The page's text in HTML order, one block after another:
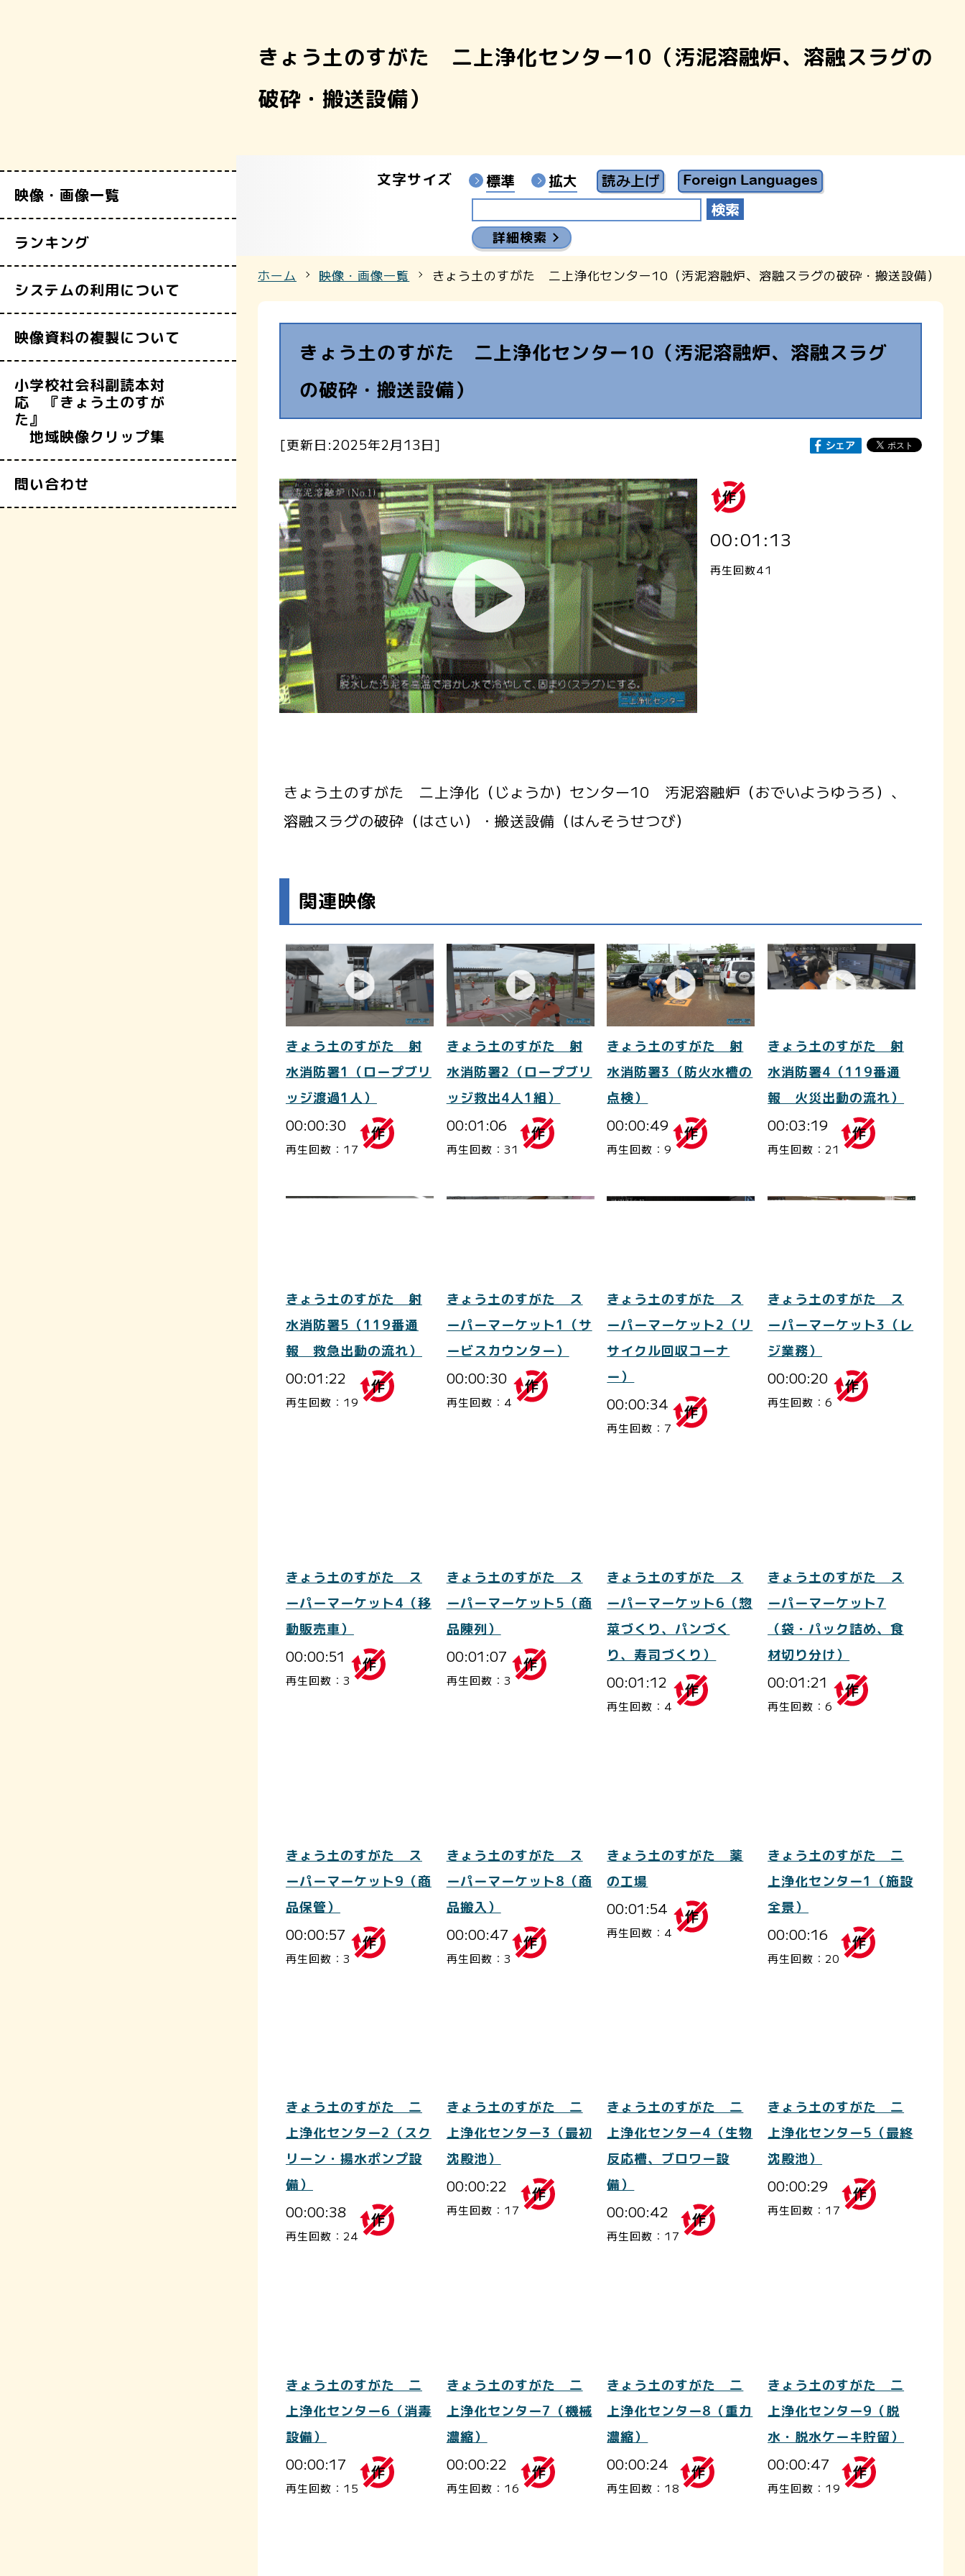
映像・画像一覧
富山県映像センターYouTubeチャンネル
ランキング
システムの利用について
映像資料の複製について
小学校社会科副読本対
応 『きょう土のすが
た』
地域映像クリップ集
問い合わせ
きょう土のすがた 二上浄化センター10（汚泥溶融炉、溶融スラグの
破砕・搬送設備）
文字サイズ 標準 拡大
詳細検索
ホーム 映像・画像一覧 きょう土のすがた 二上浄化センター10（汚泥溶融炉、溶融スラグの破砕・搬送設備）
きょう土のすがた 二上浄化センター10（汚泥溶融炉、溶融スラグ
の破砕・搬送設備）
[更新日:2025年2月13日]
00:01:13
再生回数41
きょう土のすがた 二上浄化（じょうか）センター10 汚泥溶融炉（おでいようゆうろ）、
溶融スラグの破砕（はさい）・搬送設備（はんそうせつび）
関連映像
きょう土のすがた 射
水消防署1（ロープブリ
ッジ渡過1人）
00:00:30
再生回数：17
きょう土のすがた 射
水消防署2（ロープブリ
ッジ救出4人1組）
00:01:06
再生回数：31
きょう土のすがた 射
水消防署3（防火水槽の
点検）
00:00:49
再生回数：9
きょう土のすがた 射
水消防署4（119番通
報 火災出動の流れ）
00:03:19
再生回数：21
きょう土のすがた 射
水消防署5（119番通
報 救急出動の流れ）
00:01:22
再生回数：19
きょう土のすがた ス
ーパーマーケット1（サ
ービスカウンター）
00:00:30
再生回数：4
きょう土のすがた ス
ーパーマーケット2（リ
サイクル回収コーナ
ー）
00:00:34
再生回数：7
きょう土のすがた ス
ーパーマーケット3（レ
ジ業務）
00:00:20
再生回数：6
きょう土のすがた ス
ーパーマーケット4（移
動販売車）
00:00:51
再生回数：3
きょう土のすがた ス
ーパーマーケット5（商
品陳列）
00:01:07
再生回数：3
きょう土のすがた ス
ーパーマーケット6（惣
菜づくり、パンづく
り、寿司づくり）
00:01:12
再生回数：4
きょう土のすがた ス
ーパーマーケット7
（袋・パック詰め、食
材切り分け）
00:01:21
再生回数：6
きょう土のすがた ス
ーパーマーケット9（商
品保管）
00:00:57
再生回数：3
きょう土のすがた ス
ーパーマーケット8（商
品搬入）
00:00:47
再生回数：3
きょう土のすがた 薬
の工場
00:01:54
再生回数：4
きょう土のすがた 二
上浄化センター1（施設
全景）
00:00:16
再生回数：20
きょう土のすがた 二
上浄化センター2（スク
リーン・揚水ポンプ設
備）
00:00:38
再生回数：24
きょう土のすがた 二
上浄化センター3（最初
沈殿池）
00:00:22
再生回数：17
きょう土のすがた 二
上浄化センター4（生物
反応槽、ブロワー設
備）
00:00:42
再生回数：17
きょう土のすがた 二
上浄化センター5（最終
沈殿池）
00:00:29
再生回数：17
きょう土のすがた 二
上浄化センター6（消毒
設備）
00:00:17
再生回数：15
きょう土のすがた 二
上浄化センター7（機械
濃縮）
00:00:22
再生回数：16
きょう土のすがた 二
上浄化センター8（重力
濃縮）
00:00:24
再生回数：18
きょう土のすがた 二
上浄化センター9（脱
水・脱水ケーキ貯留）
00:00:47
再生回数：19